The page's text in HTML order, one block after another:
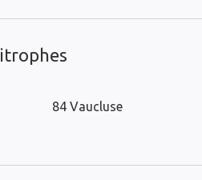
84 Vaucluse